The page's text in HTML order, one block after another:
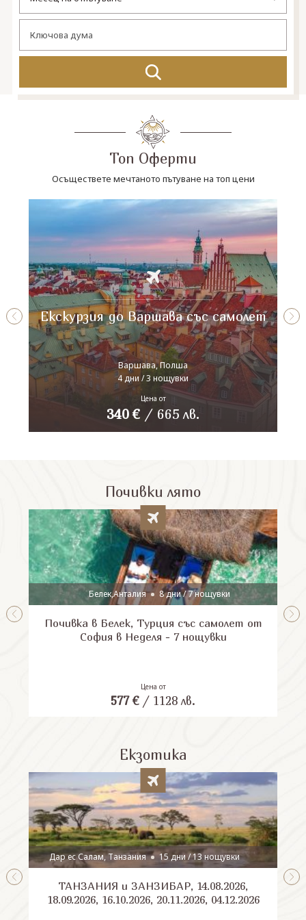
Топ Оферти
Осъществете мечтаното пътуване на топ цени
Екскурзия до Варшава със самолет
Варшава, Полша
4 дни / 3 нощувки
Цена от
340 € / 665 лв.
Почивки лято
Белек,Анталия 8 дни / 7 нощувки
Почивка в Белек, Турция със самолет от
София в Неделя - 7 нощувки
Цена от
577 €/ 1128 лв.
Екзотика
Дар ес Салам, Танзания 15 дни / 13 нощувки
ТАНЗАНИЯ и ЗАНЗИБАР, 14.08.2026,
18.09.2026, 16.10.2026, 20.11.2026, 04.12.2026